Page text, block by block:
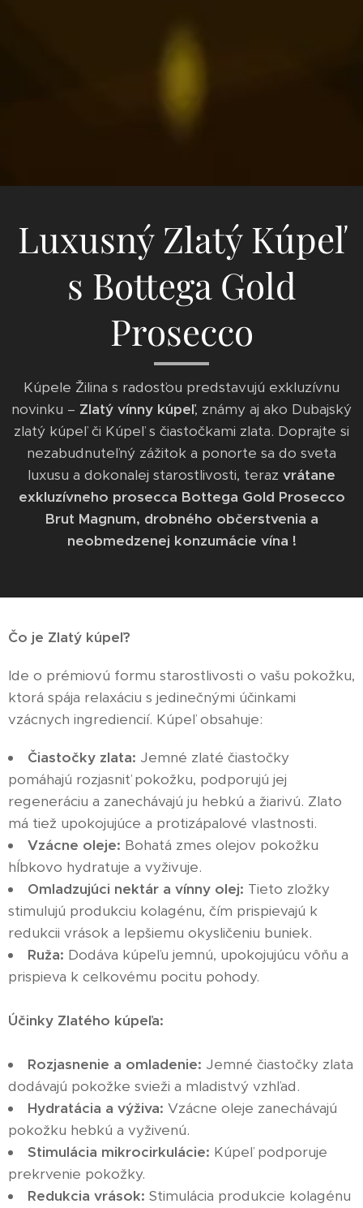
Luxusný Zlatý Kúpeľ
s Bottega Gold
Prosecco
Kúpele Žilina s radosťou predstavujú exkluzívnu
novinku – Zlatý vínny kúpeľ, známy aj ako Dubajský
zlatý kúpeľ či Kúpeľ s čiastočkami zlata. Doprajte si
nezabudnuteľný zážitok a ponorte sa do sveta
luxusu a dokonalej starostlivosti, teraz vrátane
exkluzívneho prosecca Bottega Gold Prosecco
Brut Magnum, drobného občerstvenia a
neobmedzenej konzumácie vína !
Čo je Zlatý kúpeľ?
Ide o prémiovú formu starostlivosti o vašu pokožku,
ktorá spája relaxáciu s jedinečnými účinkami
vzácnych ingrediencií. Kúpeľ obsahuje:
Čiastočky zlata: Jemné zlaté čiastočky
pomáhajú rozjasniť pokožku, podporujú jej
regeneráciu a zanechávajú ju hebkú a žiarivú. Zlato
má tiež upokojujúce a protizápalové vlastnosti.
Vzácne oleje: Bohatá zmes olejov pokožku
hĺbkovo hydratuje a vyživuje.
Omladzujúci nektár a vínny olej: Tieto zložky
stimulujú produkciu kolagénu, čím prispievajú k
redukcii vrások a lepšiemu okysličeniu buniek.
Ruža: Dodáva kúpeľu jemnú, upokojujúcu vôňu a
prispieva k celkovému pocitu pohody.
Účinky Zlatého kúpeľa:
Rozjasnenie a omladenie: Jemné čiastočky zlata
dodávajú pokožke svieži a mladistvý vzhľad.
Hydratácia a výživa: Vzácne oleje zanechávajú
pokožku hebkú a vyživenú.
Stimulácia mikrocirkulácie: Kúpeľ podporuje
prekrvenie pokožky.
Redukcia vrások: Stimulácia produkcie kolagénu